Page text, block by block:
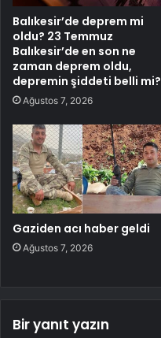
Balıkesir’de deprem mi
oldu? 23 Temmuz
Balıkesir’de en son ne
zaman deprem oldu,
depremin şiddeti belli mi?
Ağustos 7, 2026
Gaziden acı haber geldi
Ağustos 7, 2026
Bir yanıt yazın